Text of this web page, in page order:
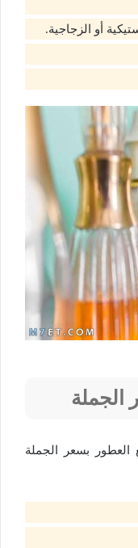
أو الزجاجية.
الجملة
العطور بسعر الجملة